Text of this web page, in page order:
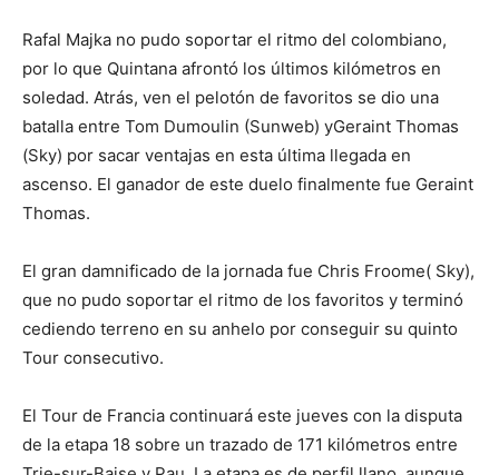
Rafal Majka no pudo soportar el ritmo del colombiano,
por lo que Quintana afrontó los últimos kilómetros en
soledad. Atrás, ven el pelotón de favoritos se dio una
batalla entre Tom Dumoulin (Sunweb) yGeraint Thomas
(Sky) por sacar ventajas en esta última llegada en
ascenso. El ganador de este duelo finalmente fue Geraint
Thomas.
El gran damnificado de la jornada fue Chris Froome( Sky),
que no pudo soportar el ritmo de los favoritos y terminó
cediendo terreno en su anhelo por conseguir su quinto
Tour consecutivo.
El Tour de Francia continuará este jueves con la disputa
de la etapa 18 sobre un trazado de 171 kilómetros entre